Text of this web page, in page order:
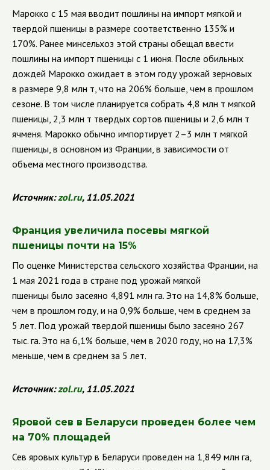
Марокко с 15 мая вводит пошлины на импорт мягкой и
твердой пшеницы в размере соответственно 135% и
170%. Ранее минсельхоз этой страны обещал ввести
пошлины на импорт пшеницы с 1 июня. После обильных
дождей Марокко ожидает в этом году урожай зерновых
в размере 9,8 млн т, что на 206% больше, чем в прошлом
сезоне. В том числе планируется собрать 4,8 млн т мягкой
пшеницы, 2,3 млн т твердых сортов пшеницы и 2,6 млн т
ячменя. Марокко обычно импортирует 2–3 млн т мягкой
пшеницы, в основном из Франции, в зависимости от
объема местного производства.
Источник:zol.ru, 11.05.2021
Франция увеличила посевы мягкой
пшеницы почти на 15%
По оценке Министерства сельского хозяйства Франции, на
1 мая 2021 года в стране под урожай мягкой
пшеницы было засеяно 4,891 млн га. Это на 14,8% больше,
чем в прошлом году, и на 0,9% больше, чем в среднем за
5 лет. Под урожай твердой пшеницы было засеяно 267
тыс. га. Это на 6,1% больше, чем в 2020 году, но на 17,3%
меньше, чем в среднем за 5 лет.
Источник:zol.ru, 11.05.2021
Яровой сев в Беларуси проведен более чем
на 70% площадей
Сев яровых культур в Беларуси проведен на 1,849 млн га,